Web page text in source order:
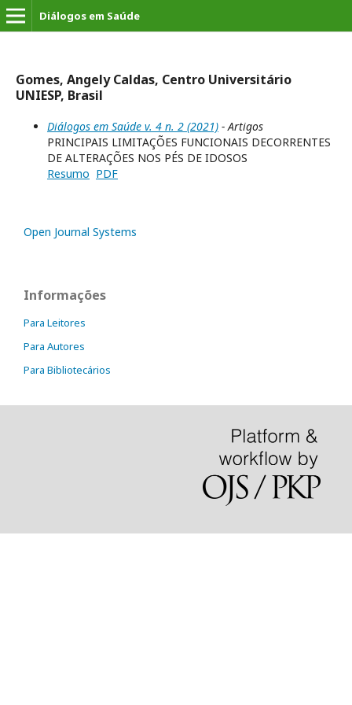
Diálogos em Saúde
Gomes, Angely Caldas, Centro Universitário
UNIESP, Brasil
Diálogos em Saúde v. 4 n. 2 (2021) - Artigos
PRINCIPAIS LIMITAÇÕES FUNCIONAIS DECORRENTES
DE ALTERAÇÕES NOS PÉS DE IDOSOS
Resumo PDF
Open Journal Systems
Informações
Para Leitores
Para Autores
Para Bibliotecários